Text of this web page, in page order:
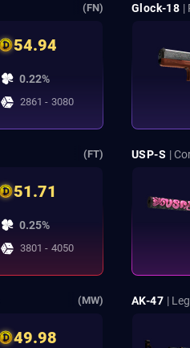
(FN)
54.94
0.22%
2861 - 3080
Glock-18 |
(FT)
51.71
0.25%
3801 - 4050
USP-S |
(MW)
49.98
AK-47 |